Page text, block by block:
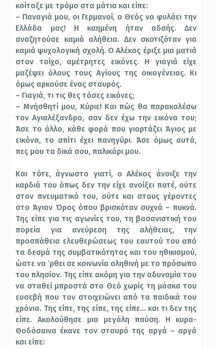
κοίταξε με τρόμο στα μάτια και είπε:
– Παναγιά μου, οι Γερμανοί, ο Θεός να φυλάει την
Ελλάδα μας! Η καημένη ήταν αδαής. Δεν
αναζητούσε καμιά αλήθεια. Δεν σκοτιζόταν για
καμιά ψυχολογική σχολή. Ο Αλέκος έριξε μια ματιά
στον τοίχο, αμέτρητες εικόνες. Η γιαγιά είχε
μαζέψει όλους τους Αγίους της οικογένειας. Κι
όμως αρκούσε ένας σταυρός.
– Γιαγιά, τι τις θες τόσες εικόνες;
– Μνήσθητί μου, Κύριε! Και πώς θα παρακαλέσω
τον Αγιαλέξανδρο, σαν δεν έχω την εικόνα του;
Άσε το άλλο, κάθε φορά που γιορτάζει Άγιος με
εικόνα, το σπίτι έχει πανηγύρι. Άσε όμως αυτά,
πες μου τα δικά σου, παλικάρι μου.
Και τότε, άγνωστο γιατί, ο Αλέκος άνοιξε την
καρδιά του όπως δεν την είχε ανοίξει ποτέ, ούτε
στον πνευματικό του, ούτε και στους γέροντες
στο Άγιον Όρος όπου βρισκόταν συχνά – πυκνά.
Της είπε για τις αγωνίες του, τη βασανιστική του
πορεία για ανεύρεση της αλήθειας, την
προσπάθεια ελευθερώσεως του εαυτού του από
τα δεσμά της συμβατικότητας και του ηθικισμού,
ώστε να ‘ρθει σε κοινωνία αληθινή με το πρόσωπο
του πλησίον. Της είπε ακόμη για την αδυναμία του
να σταθεί μπροστά στο Θεό χωρίς τη μάσκα του
ευσεβή που τον στοιχειώνει από τα παιδικά του
χρόνια. Της είπε, της είπε, της είπε… και τι δεν της
είπε. Ακολούθησε μια μεγάλη παύση. Η κυρα-
Θοδόσαινα έκανε τον σταυρό της αργά – αργά
και είπε: